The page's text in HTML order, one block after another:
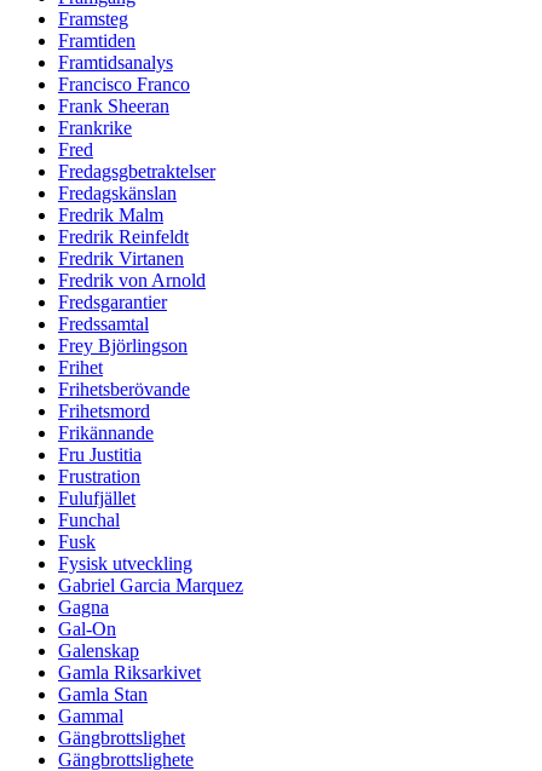
Framsteg
Framtiden
Framtidsanalys
Francisco Franco
Frank Sheeran
Frankrike
Fred
Fredagsgbetraktelser
Fredagskänslan
Fredrik Malm
Fredrik Reinfeldt
Fredrik Virtanen
Fredrik von Arnold
Fredsgarantier
Fredssamtal
Frey Björlingson
Frihet
Frihetsberövande
Frihetsmord
Frikännande
Fru Justitia
Frustration
Fulufjället
Funchal
Fusk
Fysisk utveckling
Gabriel Garcia Marquez
Gagna
Gal-On
Galenskap
Gamla Riksarkivet
Gamla Stan
Gammal
Gängbrottslighet
Gängbrottslighete